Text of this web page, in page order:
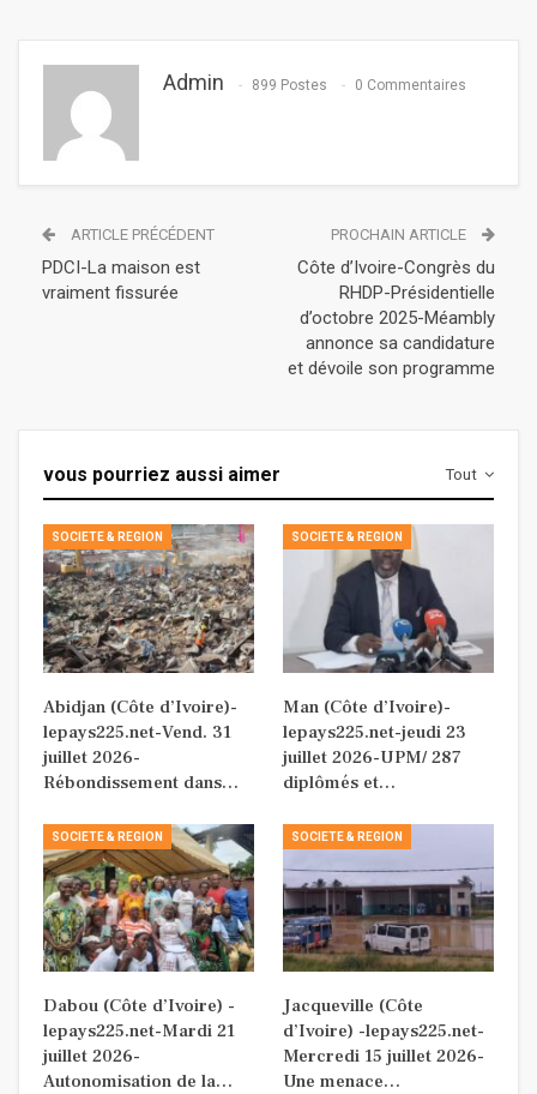
Admin 899 Postes 0 Commentaires
ARTICLE PRÉCÉDENT
PDCI-La maison est
vraiment fissurée
PROCHAIN ARTICLE
Côte d’Ivoire-Congrès du
RHDP-Présidentielle
d’octobre 2025-Méambly
annonce sa candidature
et dévoile son programme
Tout
vous pourriez aussi aimer
SOCIETE & REGION
Abidjan (Côte d’Ivoire)-
lepays225.net-Vend. 31
juillet 2026-
Rébondissement dans…
SOCIETE & REGION
Man (Côte d’Ivoire)-
lepays225.net-jeudi 23
juillet 2026-UPM/ 287
diplômés et…
SOCIETE & REGION
Dabou (Côte d’Ivoire) -
lepays225.net-Mardi 21
juillet 2026-
Autonomisation de la…
SOCIETE & REGION
Jacqueville (Côte
d’Ivoire) -lepays225.net-
Mercredi 15 juillet 2026-
Une menace…